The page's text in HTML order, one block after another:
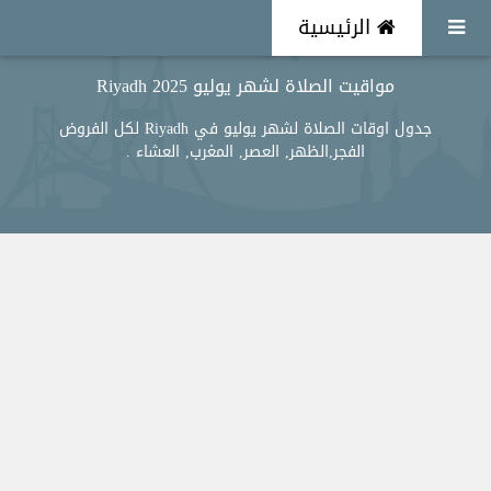
الرئيسية
مواقيت الصلاة لشهر يوليو 2025 Riyadh
جدول اوقات الصلاة لشهر يوليو في Riyadh لكل الفروض
الفجر,الظهر, العصر, المغرب, العشاء .